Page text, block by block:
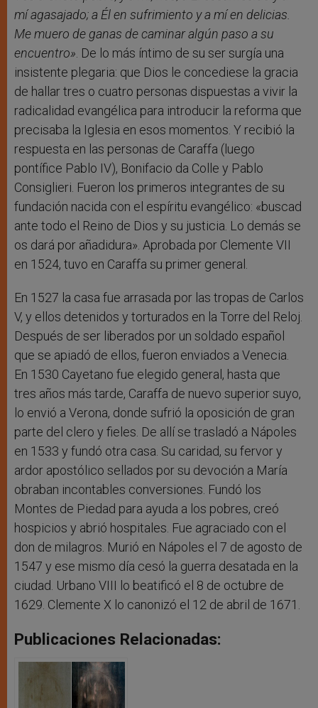
mí agasajado; a Él en sufrimiento y a mí en delicias.
Me muero de ganas de caminar algún paso a su
encuentro» . De lo más íntimo de su ser surgía una
insistente plegaria: que Dios le concediese la gracia
de hallar tres o cuatro personas dispuestas a vivir la
radicalidad evangélica para introducir la reforma que
precisaba la Iglesia en esos momentos. Y recibió la
respuesta en las personas de Caraffa (luego
pontífice Pablo IV), Bonifacio da Colle y Pablo
Consiglieri. Fueron los primeros integrantes de su
fundación nacida con el espíritu evangélico: «buscad
ante todo el Reino de Dios y su justicia. Lo demás se
os dará por añadidura». Aprobada por Clemente VII
en 1524, tuvo en Caraffa su primer general.
En 1527 la casa fue arrasada por las tropas de Carlos
V, y ellos detenidos y torturados en la Torre del Reloj.
Después de ser liberados por un soldado español
que se apiadó de ellos, fueron enviados a Venecia.
En 1530 Cayetano fue elegido general, hasta que
tres años más tarde, Caraffa de nuevo superior suyo,
lo envió a Verona, donde sufrió la oposición de gran
parte del clero y fieles. De allí se trasladó a Nápoles
en 1533 y fundó otra casa. Su caridad, su fervor y
ardor apostólico sellados por su devoción a María
obraban incontables conversiones. Fundó los
Montes de Piedad para ayuda a los pobres, creó
hospicios y abrió hospitales. Fue agraciado con el
don de milagros. Murió en Nápoles el 7 de agosto de
1547 y ese mismo día cesó la guerra desatada en la
ciudad. Urbano VIII lo beatificó el 8 de octubre de
1629. Clemente X lo canonizó el 12 de abril de 1671.
Publicaciones Relacionadas: